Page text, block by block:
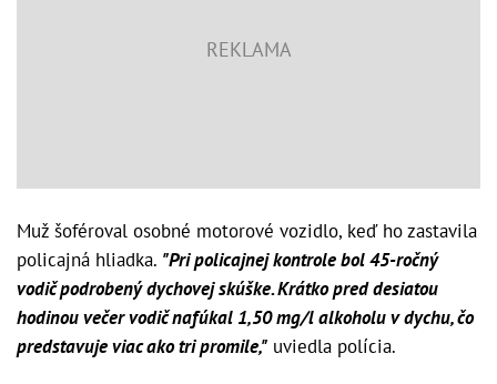
Muž šoféroval osobné motorové vozidlo, keď ho zastavila
policajná hliadka. "Pri policajnej kontrole bol 45-ročný
vodič podrobený dychovej skúške. Krátko pred desiatou
hodinou večer vodič nafúkal 1,50 mg/l alkoholu v dychu, čo
predstavuje viac ako tri promile," uviedla polícia.